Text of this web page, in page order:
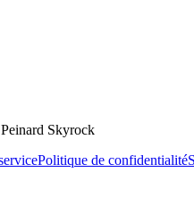
Skyrock
Politique de confidentialité